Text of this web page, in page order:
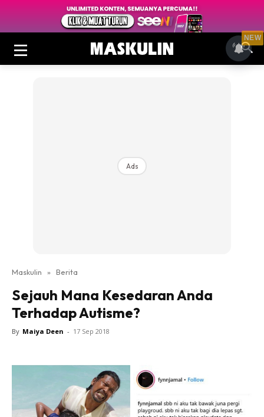
Ads
Maskulin » Berita
Sejauh Mana Kesedaran Anda
Terhadap Autisme?
By Maiya Deen - 17 Sep 2018
NEW